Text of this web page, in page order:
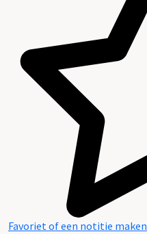
Favoriet of een notitie maken